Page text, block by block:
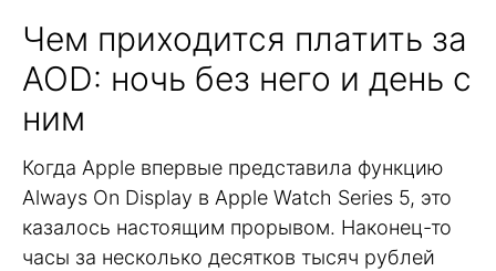
Чем приходится платить за
AOD: ночь без него и день с
ним
Когда Apple впервые представила функцию
Always On Display в Apple Watch Series 5, это
казалось настоящим прорывом. Наконец-то
часы за несколько десятков тысяч рублей